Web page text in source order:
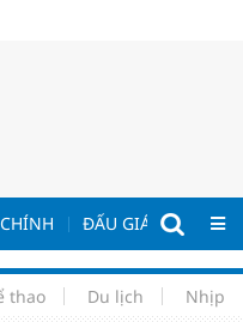
ĐẤU GIÁ - ĐẤU
thao Du lịch Nhịp